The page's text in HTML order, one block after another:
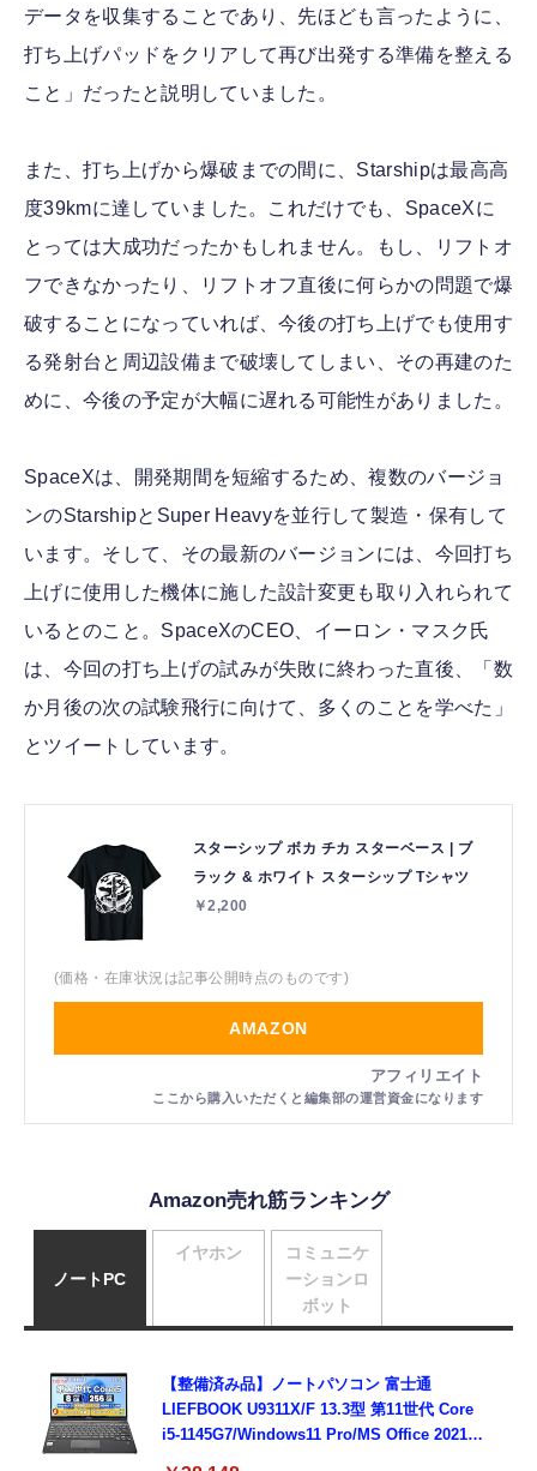
データを収集することであり、先ほども言ったように、
打ち上げパッドをクリアして再び出発する準備を整える
こと」だったと説明していました。
また、打ち上げから爆破までの間に、Starshipは最高高
度39kmに達していました。これだけでも、SpaceXに
とっては大成功だったかもしれません。もし、リフトオ
フできなかったり、リフトオフ直後に何らかの問題で爆
破することになっていれば、今後の打ち上げでも使用す
る発射台と周辺設備まで破壊してしまい、その再建のた
めに、今後の予定が大幅に遅れる可能性がありました。
SpaceXは、開発期間を短縮するため、複数のバージョ
ンのStarshipとSuper Heavyを並行して製造・保有して
います。そして、その最新のバージョンには、今回打ち
上げに使用した機体に施した設計変更も取り入れられて
いるとのこと。SpaceXのCEO、イーロン・マスク氏
は、今回の打ち上げの試みが失敗に終わった直後、「数
か月後の次の試験飛行に向けて、多くのことを学べた」
とツイートしています。
スターシップ ボカ チカ スターベース | ブ
ラック & ホワイト スターシップ Tシャツ
￥2,200
(価格・在庫状況は記事公開時点のものです)
AMAZON
Amazon売れ筋ランキング
ノートPC
【整備済み品】ノートパソコン 富士通
LIEFBOOK U9311X/F 13.3型 第11世代 Core
i5-1145G7/Windows11 Pro/MS Office 2021搭
イヤホン
コミュニケ
ーションロ
ボット